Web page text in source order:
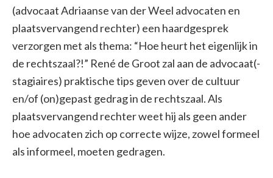
(advocaat Adriaanse van der Weel advocaten en
plaatsvervangend rechter) een haardgesprek
verzorgen met als thema: “Hoe heurt het eigenlijk in
de rechtszaal?!” René de Groot zal aan de advocaat(-
stagiaires) praktische tips geven over de cultuur
en/of (on)gepast gedrag in de rechtszaal. Als
plaatsvervangend rechter weet hij als geen ander
hoe advocaten zich op correcte wijze, zowel formeel
als informeel, moeten gedragen.